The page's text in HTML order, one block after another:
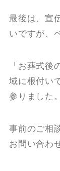
最後は、宣
いですが、
「お葬式
域に根付い
参りました。
事前のご相
お問い合わ